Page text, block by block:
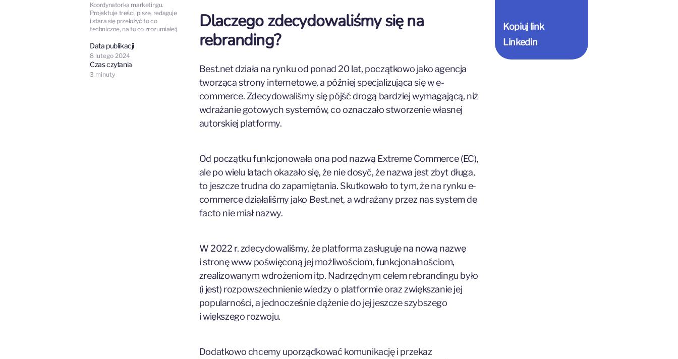
Koordynatorka marketingu.
Projektuje treści, pisze, redaguje
i stara się przełożyć to co
techniczne, na to co zrozumiałe:)
Data publikacji
8 lutego 2024
Czas czytania
3 minuty
Dlaczego zdecydowaliśmy się na
rebranding?
Best.net działa na rynku od ponad 20 lat, początkowo jako agencja
tworząca strony internetowe, a później specjalizująca się w e-
commerce. Zdecydowaliśmy się pójść drogą bardziej wymagającą, niż
wdrażanie gotowych systemów, co oznaczało stworzenie własnej
autorskiej platformy.
Od początku funkcjonowała ona pod nazwą Extreme Commerce (EC),
ale po wielu latach okazało się, że nie dosyć, że nazwa jest zbyt długa,
to jeszcze trudna do zapamiętania. Skutkowało to tym, że na rynku e-
commerce działaliśmy jako Best.net, a wdrażany przez nas system de
facto nie miał nazwy.
W 2022 r. zdecydowaliśmy, że platforma zasługuje na nową nazwę
i stronę www poświęconą jej możliwościom, funkcjonalnościom,
zrealizowanym wdrożeniom itp. Nadrzędnym celem rebrandingu było
(i jest) rozpowszechnienie wiedzy o platformie oraz zwiększanie jej
popularności, a jednocześnie dążenie do jej jeszcze szybszego
i większego rozwoju.
Dodatkowo chcemy uporządkować komunikację i przekaz
Kopiuj link
Linkedin